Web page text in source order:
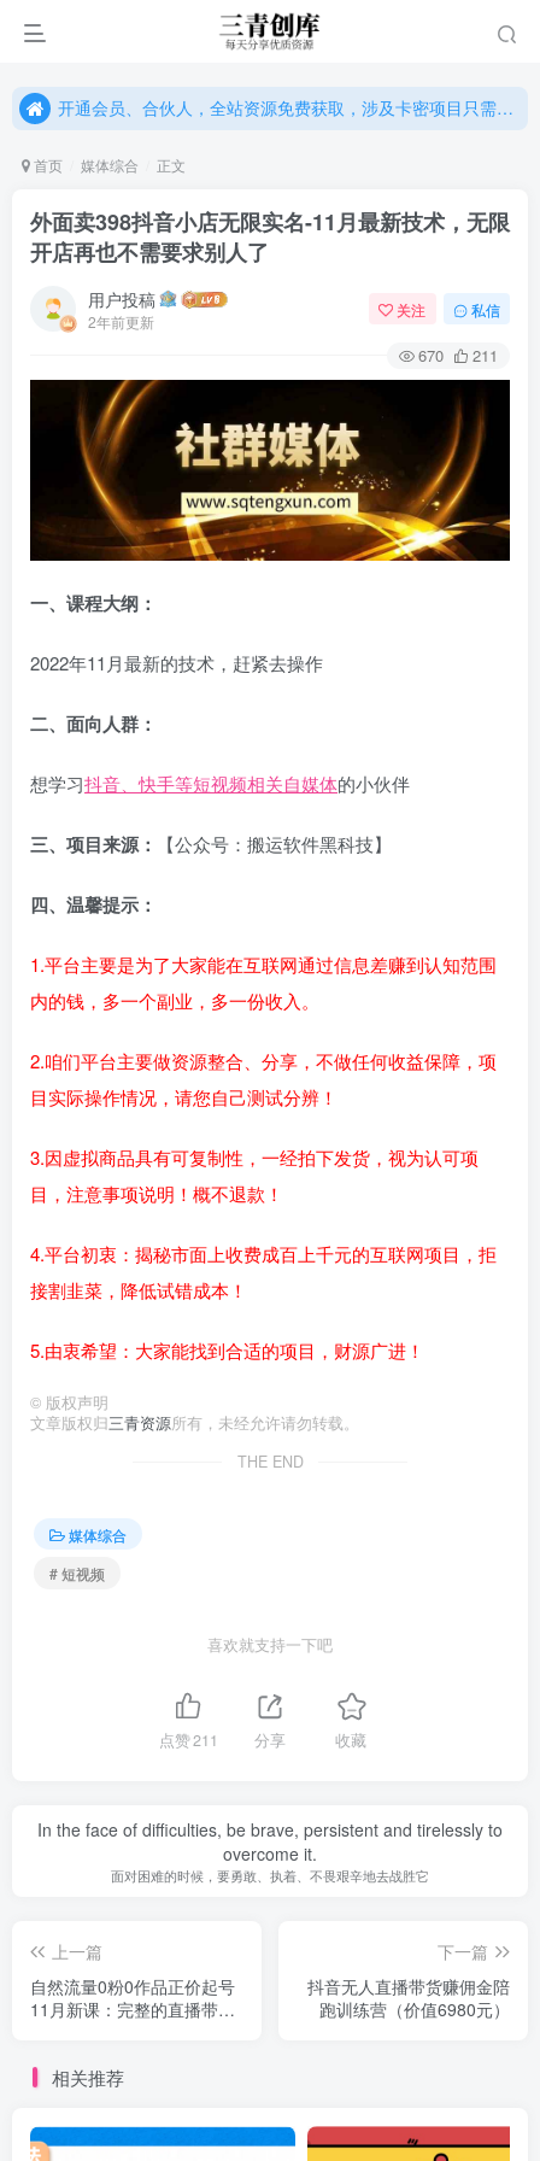
开通会员、合伙人，全站资源免费获取，涉及卡密项目只需单独购卡密（位置：网站右下悬浮按钮）
开通会员、合伙人，全站资源免费获取，涉及卡密项目只需单独购卡密（位置：网站右下悬浮按钮）
首页 媒体综合 正文
外面卖398抖音小店无限实名-11月最新技术，无限
开店再也不需要求别人了
用户投稿
2年前更新
关注 私信
670 211
一、课程大纲：
2022年11月最新的技术，赶紧去操作
二、面向人群：
想学习抖音、快手等短视频相关自媒体的小伙伴
三、项目来源： 【公众号：搬运软件黑科技】
四、温馨提示：
1.平台主要是为了大家能在互联网通过信息差赚到认知范围
内的钱，多一个副业，多一份收入。
2.咱们平台主要做资源整合、分享，不做任何收益保障，项
目实际操作情况，请您自己测试分辨！
3.因虚拟商品具有可复制性，一经拍下发货，视为认可项
目，注意事项说明！概不退款！
4.平台初衷：揭秘市面上收费成百上千元的互联网项目，拒
接割韭菜，降低试错成本！
5.由衷希望：大家能找到合适的项目，财源广进！
© 版权声明
文章版权归三青资源所有，未经允许请勿转载。
THE END
媒体综合
# 短视频
喜欢就支持一下吧
点赞211 分享 收藏
In the face of difficulties, be brave, persistent and tirelessly to
overcome it.
面对困难的时候，要勇敢、执着、不畏艰辛地去战胜它
上一篇
自然流量0粉0作品正价起号
11月新课：完整的直播带货
下一篇
抖音无人直播带货赚佣金陪
跑训练营（价值6980元）
相关推荐